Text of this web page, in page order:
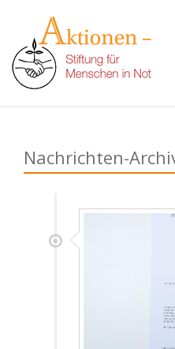
Nachrichten-